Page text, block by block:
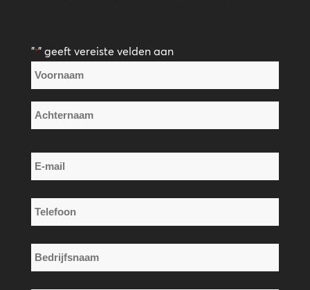
"*" geeft vereiste velden aan
Naam
*
Voornaam
E-
mail
*
Telefoon
*
Bedrijfsnaam
*